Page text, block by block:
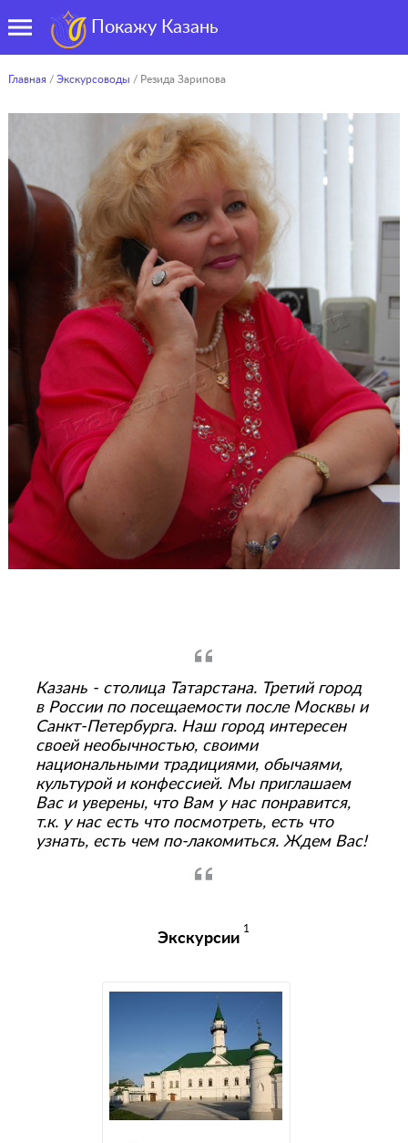
Покажу Казань
Главная / Экскурсоводы / Резида Зарипова
Казань - столица Татарстана. Третий город
в России по посещаемости после Москвы и
Санкт-Петербурга. Наш город интересен
своей необычностью, своими
национальными традициями, обычаями,
культурой и конфессией. Мы приглашаем
Вас и уверены, что Вам у нас понравится,
т.к. у нас есть что посмотреть, есть что
узнать, есть чем по-лакомиться. Ждем Вас!
Экскурсии
1